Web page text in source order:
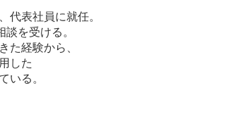
代表社員に就任。
を受ける。
た経験から、
した
いる。